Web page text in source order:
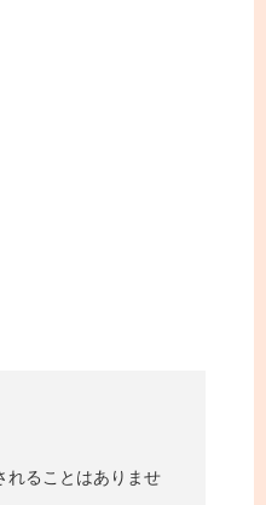
れることはありませ